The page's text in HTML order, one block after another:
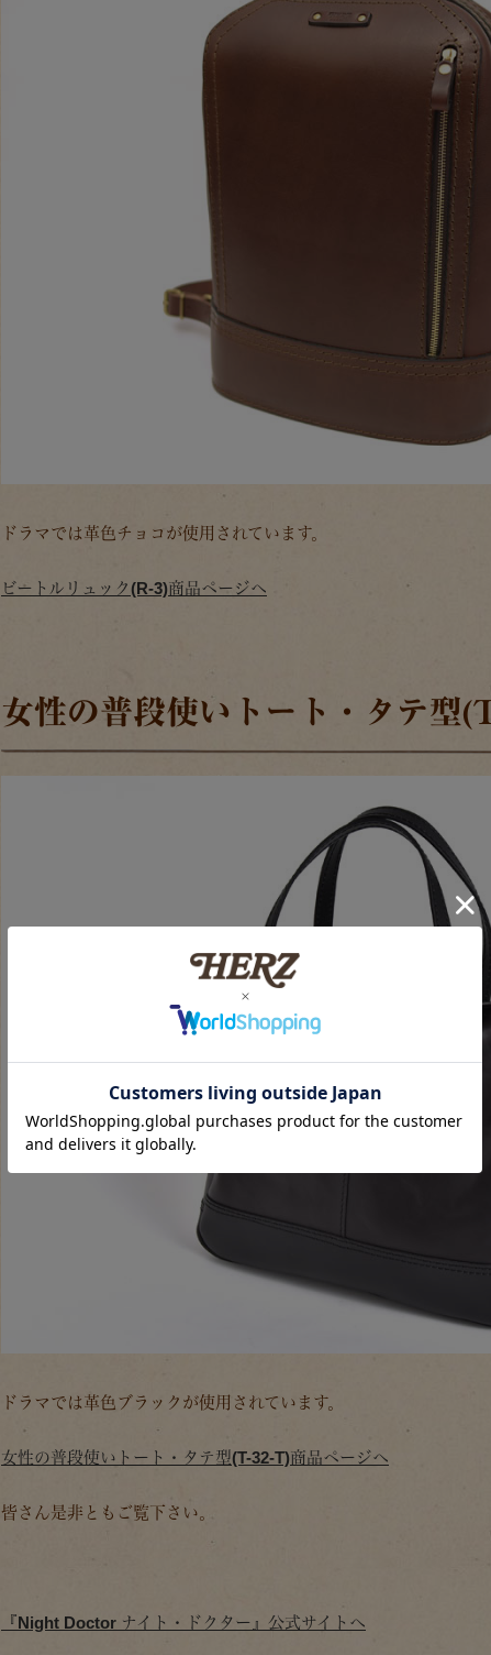
ドラマでは革色チョコが使用されています。
ビートルリュック(R-3)商品ページへ
女性の普段使いトート・タテ型
ドラマでは革色ブラックが使用されています。
女性の普段使いトート・タテ型(T-32-T)商品ページへ
皆さん是非ともご覧下さい。
『Night Doctor ナイト・ドクター』公式サイトへ